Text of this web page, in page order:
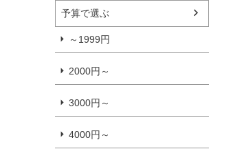
予算で選ぶ
～1999円
2000円～
3000円～
4000円～